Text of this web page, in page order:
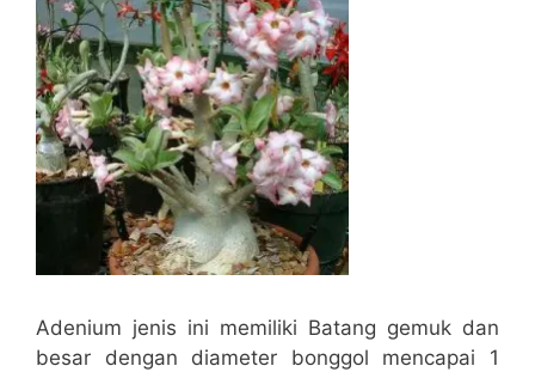
Adenium jenis ini memiliki Batang gemuk dan
besar dengan diameter bonggol mencapai 1